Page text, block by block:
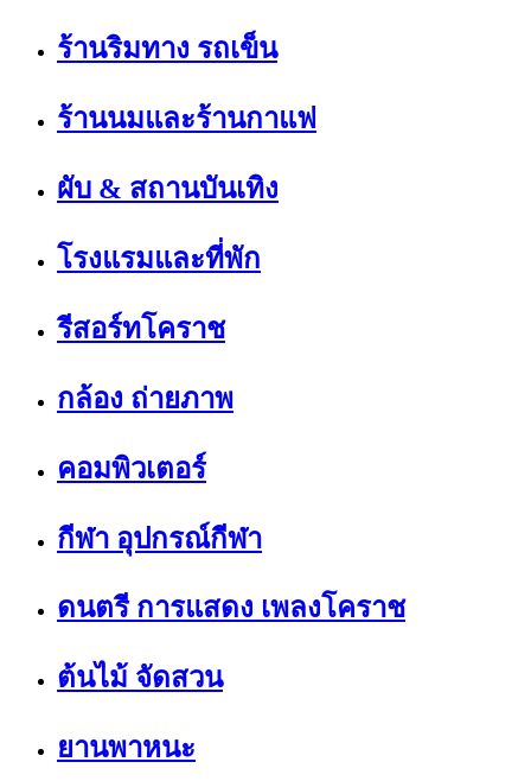
ร้านริมทาง รถเข็น
ร้านนมและร้านกาแฟ
ผับ & สถานบันเทิง
โรงแรมและที่พัก
รีสอร์ทโคราช
กล้อง ถ่ายภาพ
คอมพิวเตอร์
กีฬา อุปกรณ์กีฬา
ดนตรี การแสดง เพลงโคราช
ต้นไม้ จัดสวน
ยานพาหนะ